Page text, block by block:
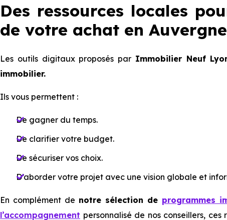
Des ressources locales
de votre achat en
Les outils digitaux proposés par Immobilier Neuf
immobilier.
Ils vous permettent :
De gagner du temps.
De clarifier votre budget.
De sécuriser vos choix.
D’aborder votre projet avec une vision globale et
En complément de notre sélection de programmes
l’accompagnement personnalisé de nos conseillers,